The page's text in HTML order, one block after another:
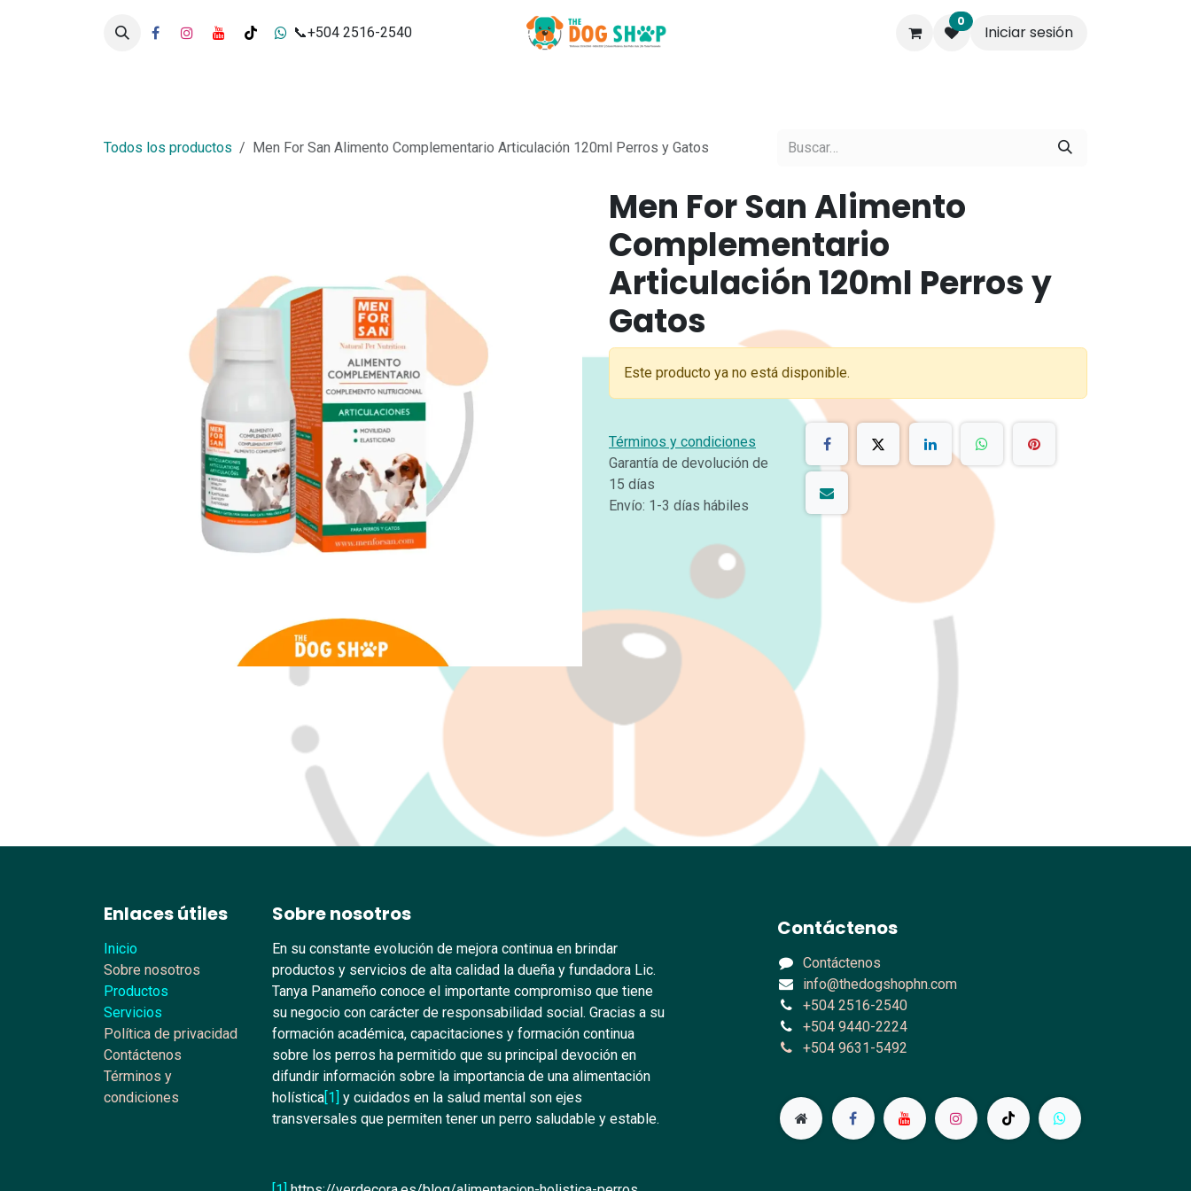
📞+504 2516-2540
0
Iniciar sesión
Todos los productos Men For San Alimento Complementario Articulación 120ml Perros y Gatos
Men For San Alimento
Complementario
Articulación 120ml Perros y
Gatos
Este producto ya no está disponible.
Términos y condiciones
Garantía de devolución de
15 días
Envío: 1-3 días hábiles
Enlaces útiles
Inicio
Sobre nosotros
Productos
Servicios
Política de privacidad
Contáctenos
Términos y
condiciones
Sobre nosotros
En su constante evolución de mejora continua en brindar
productos y servicios de alta calidad la dueña y fundadora Lic.
Tanya Panameño conoce el importante compromiso que tiene
su negocio con carácter de responsabilidad social. Gracias a su
formación académica, capacitaciones y formación continua
sobre los perros ha permitido que su principal devoción en
difundir información sobre la importancia de una alimentación
holística[1] y cuidados en la salud mental son ejes
transversales que permiten tener un perro saludable y estable.
Contáctenos
Contáctenos
info@thedogshophn.com
+504 2516-2540
+504 9440-2224
+504 9631-5492